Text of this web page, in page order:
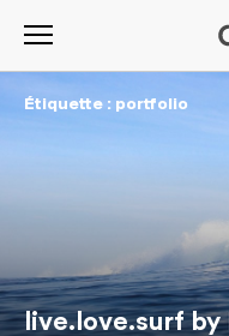
Étiquette : portfolio
live.love.surf by